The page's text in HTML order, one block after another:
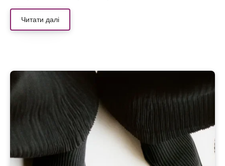
Читати далі